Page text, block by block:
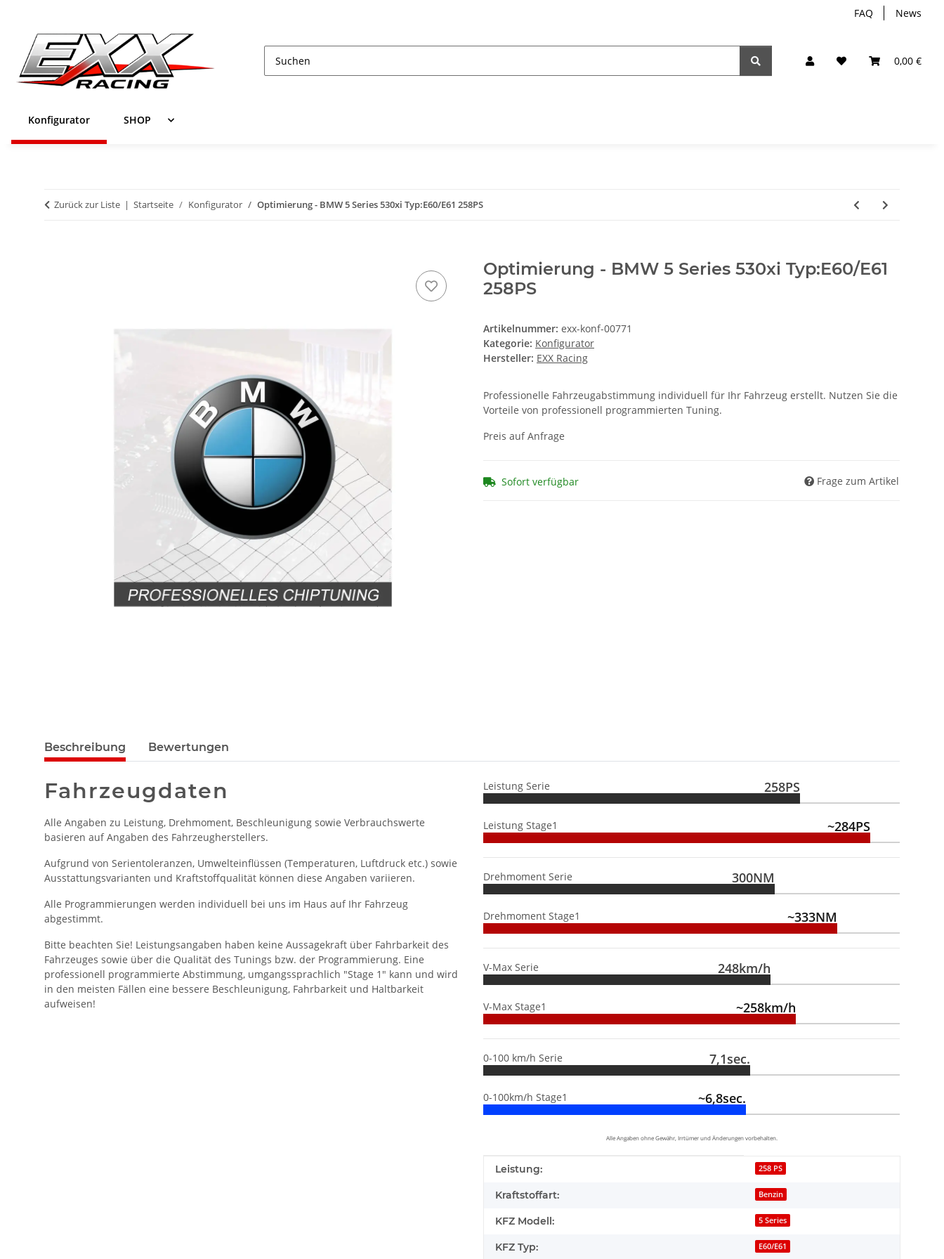
FAQ News
0,00 €
Konfigurator SHOP
Zurück zur Liste Startseite Konfigurator Optimierung - BMW 5 Series 530xi Typ:E60/E61 258PS
Optimierung - BMW 5 Series 530xi Typ:E60/E61
258PS
Artikelnummer: exx-konf-00771
Kategorie: Konfigurator
Hersteller: EXX Racing
Professionelle Fahrzeugabstimmung individuell für Ihr Fahrzeug erstellt. Nutzen Sie die
Vorteile von professionell programmierten Tuning.
Preis auf Anfrage
Sofort verfügbar Frage zum Artikel
Beschreibung Bewertungen
Fahrzeugdaten
Alle Angaben zu Leistung, Drehmoment, Beschleunigung sowie Verbrauchswerte
basieren auf Angaben des Fahrzeugherstellers.
Aufgrund von Serientoleranzen, Umwelteinflüssen (Temperaturen, Luftdruck etc.) sowie
Ausstattungsvarianten und Kraftstoffqualität können diese Angaben variieren.
Alle Programmierungen werden individuell bei uns im Haus auf Ihr Fahrzeug
abgestimmt.
Bitte beachten Sie! Leistungsangaben haben keine Aussagekraft über Fahrbarkeit des
Fahrzeuges sowie über die Qualität des Tunings bzw. der Programmierung. Eine
professionell programmierte Abstimmung, umgangssprachlich "Stage 1" kann und wird
in den meisten Fällen eine bessere Beschleunigung, Fahrbarkeit und Haltbarkeit
aufweisen!
Leistung Serie 258PS
Leistung Stage1 ~284PS
Drehmoment Serie 300NM
Drehmoment Stage1 ~333NM
V-Max Serie 248km/h
V-Max Stage1 ~258km/h
0-100 km/h Serie 7,1sec.
0-100km/h Stage1 ~6,8sec.
Alle Angaben ohne Gewähr, Irrtümer und Änderungen vorbehalten.
Produkteigenschaft
Wert
Leistung: 258 PS
Kraftstoffart: Benzin
KFZ Modell: 5 Series
KFZ Typ: E60/E61